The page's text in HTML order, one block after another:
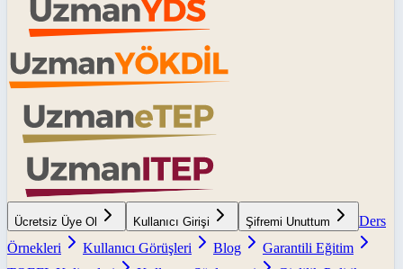
Ücretsiz Üye Ol Kullanıcı Girişi Şifremi Unuttum
Ders
Örnekleri
Kullanıcı Görüşleri Blog
Garantili Eğitim